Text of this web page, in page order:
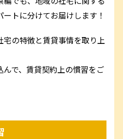
トに分けてお届けします！
宅の特徴と賃貸事情を取り上
んで、賃貸契約上の慣習をご